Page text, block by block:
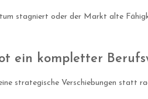
stagniert oder der Markt alte
ein kompletter
strategische Verschiebungen statt